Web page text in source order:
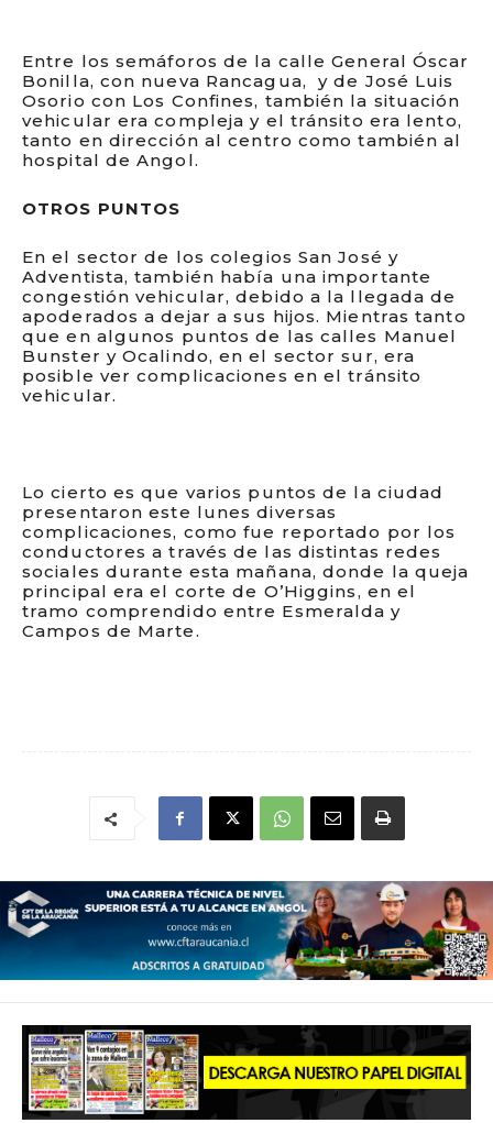
Entre los semáforos de la calle General Óscar
Bonilla, con nueva Rancagua, y de José Luis
Osorio con Los Confines, también la situación
vehicular era compleja y el tránsito era lento,
tanto en dirección al centro como también al
hospital de Angol.
OTROS PUNTOS
En el sector de los colegios San José y
Adventista, también había una importante
congestión vehicular, debido a la llegada de
apoderados a dejar a sus hijos. Mientras tanto
que en algunos puntos de las calles Manuel
Bunster y Ocalindo, en el sector sur, era
posible ver complicaciones en el tránsito
vehicular.
Lo cierto es que varios puntos de la ciudad
presentaron este lunes diversas
complicaciones, como fue reportado por los
conductores a través de las distintas redes
sociales durante esta mañana, donde la queja
principal era el corte de O’Higgins, en el
tramo comprendido entre Esmeralda y
Campos de Marte.